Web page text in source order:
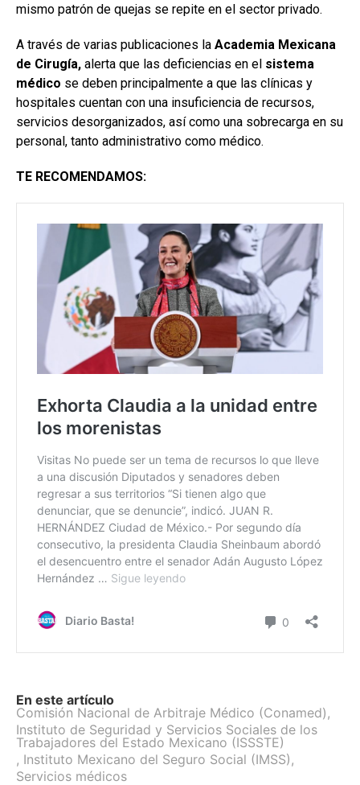
mismo patrón de quejas se repite en el sector privado.
A través de varias publicaciones la Academia Mexicana
de Cirugía, alerta que las deficiencias en el sistema
médico se deben principalmente a que las clínicas y
hospitales cuentan con una insuficiencia de recursos,
servicios desorganizados, así como una sobrecarga en su
personal, tanto administrativo como médico.
TE RECOMENDAMOS:
En este artículo
Comisión Nacional de Arbitraje Médico (Conamed) ,
Instituto de Seguridad y Servicios Sociales de los
Trabajadores del Estado Mexicano (ISSSTE)
, Instituto Mexicano del Seguro Social (IMSS) ,
Servicios médicos